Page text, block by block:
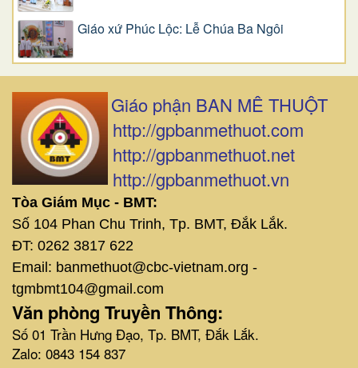
Giáo xứ Phúc Lộc: Lễ Chúa Ba Ngôi
Giáo phận BAN MÊ THUỘT
http://gpbanmethuot.com
http://gpbanmethuot.net
http://gpbanmethuot.vn
Tòa Giám Mục - BMT:
Số 104 Phan Chu Trinh, Tp. BMT, Đắk Lắk.
ĐT: 0262 3817 622
Email: banmethuot@cbc-vietnam.org -
tgmbmt104@gmail.com
Văn phòng Truyền Thông:
Số 01 Trần Hưng Đạo, Tp. BMT, Đắk Lắk.
Zalo: 0843 154 837